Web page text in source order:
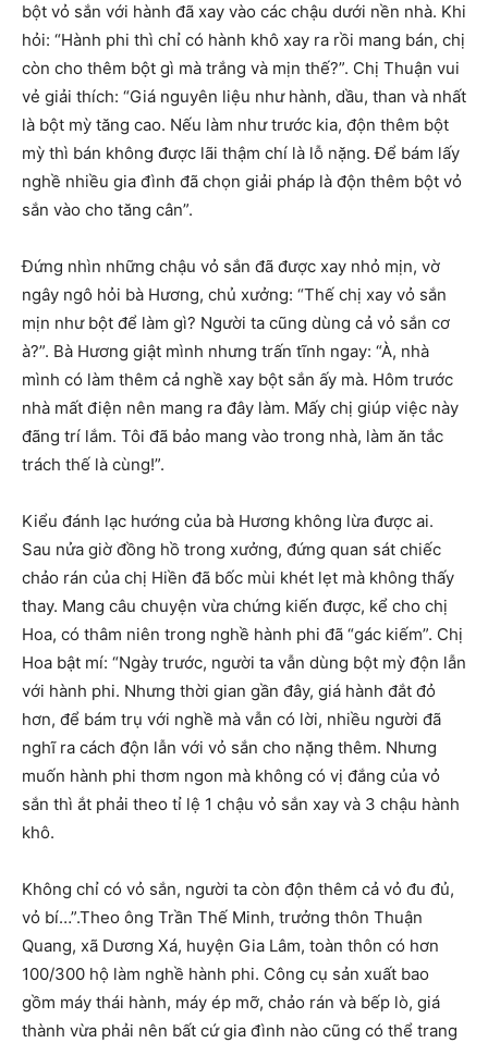
bột vỏ sắn với hành đã xay vào các chậu dưới nền nhà. Khi
hỏi: “Hành phi thì chỉ có hành khô xay ra rồi mang bán, chị
còn cho thêm bột gì mà trắng và mịn thế?”. Chị Thuận vui
vẻ giải thích: “Giá nguyên liệu như hành, dầu, than và nhất
là bột mỳ tăng cao. Nếu làm như trước kia, độn thêm bột
mỳ thì bán không được lãi thậm chí là lỗ nặng. Để bám lấy
nghề nhiều gia đình đã chọn giải pháp là độn thêm bột vỏ
sắn vào cho tăng cân”.
Đứng nhìn những chậu vỏ sắn đã được xay nhỏ mịn, vờ
ngây ngô hỏi bà Hương, chủ xưởng: “Thế chị xay vỏ sắn
mịn như bột để làm gì? Người ta cũng dùng cả vỏ sắn cơ
à?”. Bà Hương giật mình nhưng trấn tĩnh ngay: “À, nhà
mình có làm thêm cả nghề xay bột sắn ấy mà. Hôm trước
nhà mất điện nên mang ra đây làm. Mấy chị giúp việc này
đãng trí lắm. Tôi đã bảo mang vào trong nhà, làm ăn tắc
trách thế là cùng!”.
Kiểu đánh lạc hướng của bà Hương không lừa được ai.
Sau nửa giờ đồng hồ trong xưởng, đứng quan sát chiếc
chảo rán của chị Hiền đã bốc mùi khét lẹt mà không thấy
thay. Mang câu chuyện vừa chứng kiến được, kể cho chị
Hoa, có thâm niên trong nghề hành phi đã “gác kiếm”. Chị
Hoa bật mí: “Ngày trước, người ta vẫn dùng bột mỳ độn lẫn
với hành phi. Nhưng thời gian gần đây, giá hành đắt đỏ
hơn, để bám trụ với nghề mà vẫn có lời, nhiều người đã
nghĩ ra cách độn lẫn với vỏ sắn cho nặng thêm. Nhưng
muốn hành phi thơm ngon mà không có vị đắng của vỏ
sắn thì ắt phải theo tỉ lệ 1 chậu vỏ sắn xay và 3 chậu hành
khô.
Không chỉ có vỏ sắn, người ta còn độn thêm cả vỏ đu đủ,
vỏ bí…”.Theo ông Trần Thế Minh, trưởng thôn Thuận
Quang, xã Dương Xá, huyện Gia Lâm, toàn thôn có hơn
100/300 hộ làm nghề hành phi. Công cụ sản xuất bao
gồm máy thái hành, máy ép mỡ, chảo rán và bếp lò, giá
thành vừa phải nên bất cứ gia đình nào cũng có thể trang